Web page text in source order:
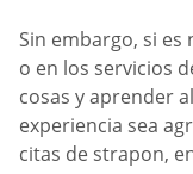
Sin embargo, si
o en los servicios
cosas y aprender
experiencia sea
citas de strapon,